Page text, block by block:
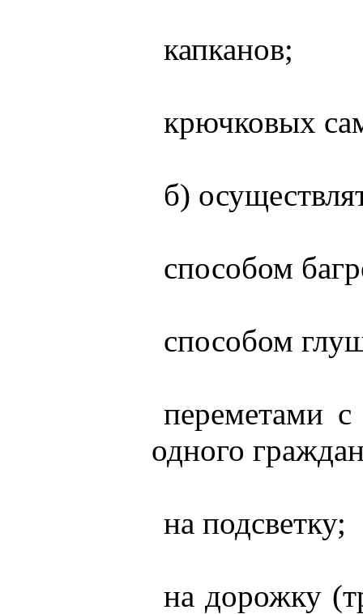
капканов;
крючковых
б)
способом
способом
переметами
одного
на подсветку;
на дорожку